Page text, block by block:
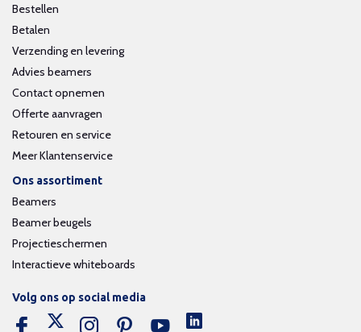
Bestellen
Betalen
Verzending en levering
Advies beamers
Contact opnemen
Offerte aanvragen
Retouren en service
Meer Klantenservice
Ons assortiment
Beamers
Beamer beugels
Projectieschermen
Interactieve whiteboards
Volg ons op social media